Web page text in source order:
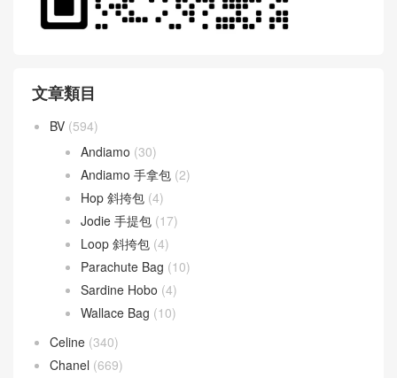
文章類目
BV (594)
Andiamo (30)
Andiamo 手拿包 (2)
Hop 斜挎包 (4)
Jodie 手提包 (17)
Loop 斜挎包 (4)
Parachute Bag (10)
Sardine Hobo (4)
Wallace Bag (10)
Celine (340)
Chanel (669)